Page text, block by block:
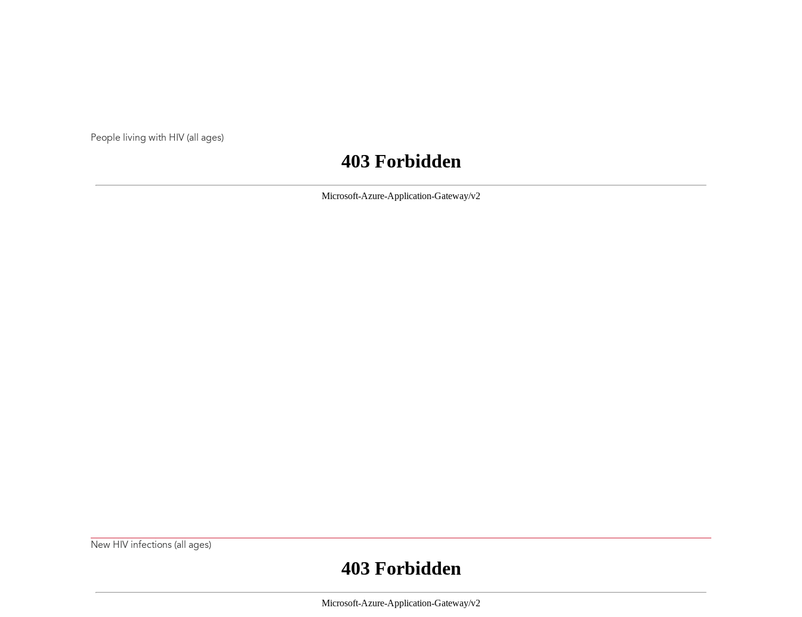
People living with HIV (all ages)
New HIV infections (all ages)